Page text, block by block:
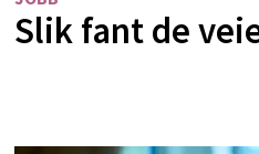
Slik fant de